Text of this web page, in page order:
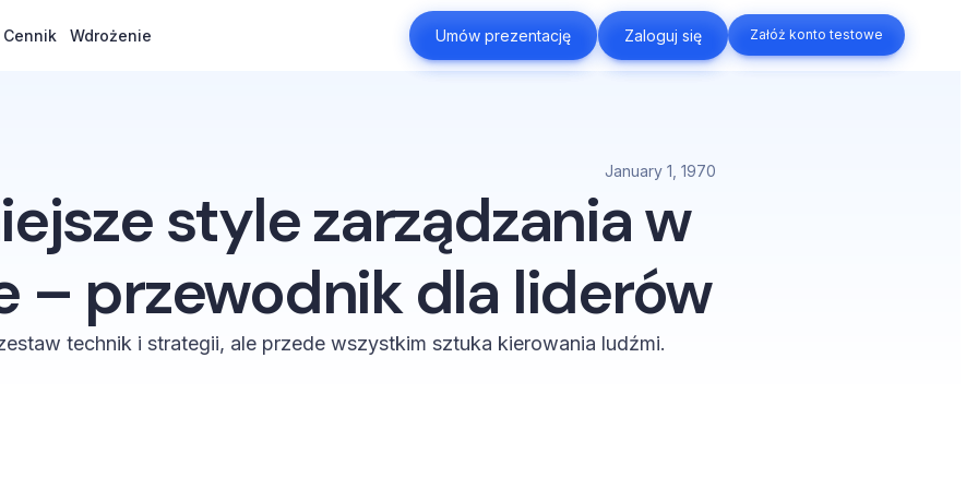
Cennik Wdrożenie Umów prezentację Zaloguj się Załóż konto testowe
Cennik Wdrożenie Umów prezentację Zaloguj się Załóż konto testowe
January 1, 1970
style zarządzania w
– przewodnik dla liderów
technik i strategii, ale przede wszystkim sztuka kierowania ludźmi.